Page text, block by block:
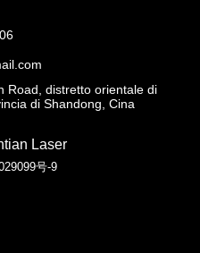
Road, distretto orientale di
di Shandong, Cina
Laser
号-9